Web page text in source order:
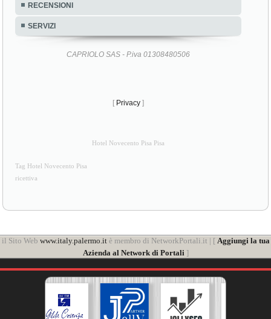
RECENSIONI
SERVIZI
CAPRIOLO SAS - P.iva 01308480506
[ Privacy ]
Hotel Novecento Pisa Pisa
Tag Hotel Novecento Pisa
ricettiva
il Sito Web www.italy.palermo.itè membro di NetworkPortali.it | [ Aggiungi la tua
Azienda al Network di Portali ]